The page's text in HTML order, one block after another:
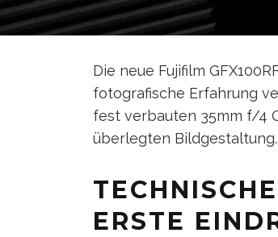
Die neue Fujifilm
fotografische Erfahrung
fest verbauten 35mm f/4
überlegten Bildgestaltung.
ERSTE